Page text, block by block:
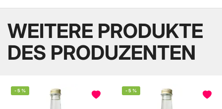
WEITERE PRODUKTE
DES PRODUZENTEN
-5 %
-5 %